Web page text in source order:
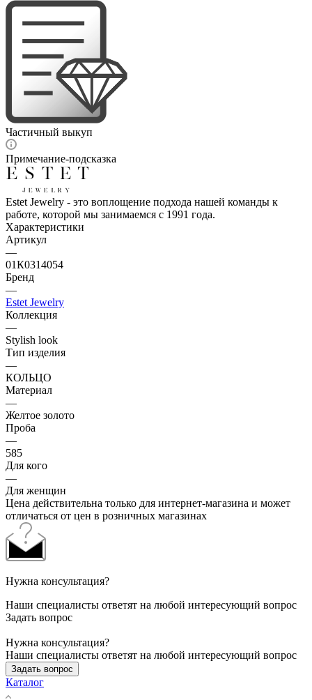
Частичный выкуп
Примечание-подсказка
Estet Jewelry - это воплощение подхода нашей команды к
работе, которой мы занимаемся с 1991 года.
Характеристики
Артикул
—
01К0314054
Бренд
—
Estet Jewelry
Коллекция
—
Stylish look
Тип изделия
—
КОЛЬЦО
Материал
—
Желтое золото
Проба
—
585
Для кого
—
Для женщин
Цена действительна только для интернет-магазина и может
отличаться от цен в розничных магазинах
Нужна консультация?
Наши специалисты ответят на любой интересующий вопрос
Задать вопрос
Нужна консультация?
Наши специалисты ответят на любой интересующий вопрос
Задать вопрос
Каталог